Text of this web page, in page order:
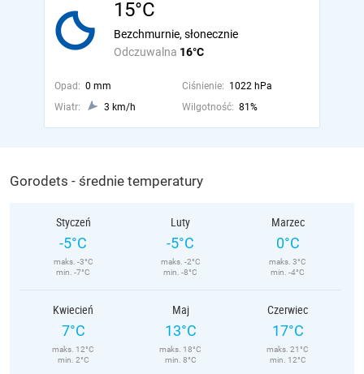
15°C
Odczuwalna 16°C
Bezchmurnie, słonecznie
Opad: 0 mm Ciśnienie: 1022 hPa
Wiatr:
3 km/h Wilgotność: 81%
Gorodets - średnie temperatury
Styczeń
-5°C
maks. -3°C
min. -7°C
Luty
-5°C
maks. -2°C
min. -8°C
Marzec
0°C
maks. 3°C
min. -4°C
Kwiecień
7°C
maks. 12°C
min. 2°C
Maj
13°C
maks. 18°C
min. 8°C
Czerwiec
17°C
maks. 21°C
min. 12°C